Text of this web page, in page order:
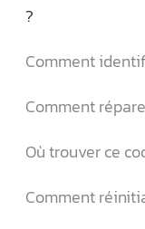
?
Comment
Comment
Où trouver ce
Comment